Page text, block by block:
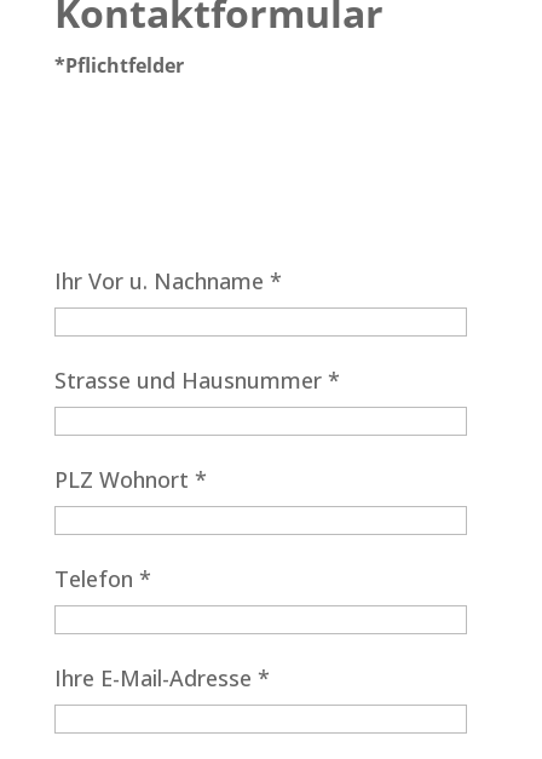
Kontaktformular
*Pflichtfelder
Ihr Vor u. Nachname *
Strasse und Hausnummer *
PLZ Wohnort *
Telefon *
Ihre E-Mail-Adresse *